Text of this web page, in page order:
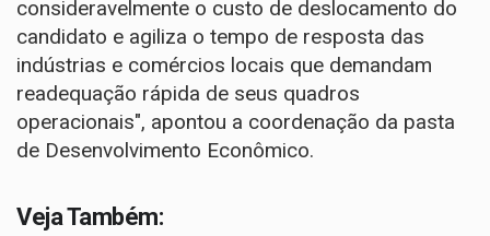
consideravelmente o custo de deslocamento do
candidato e agiliza o tempo de resposta das
indústrias e comércios locais que demandam
readequação rápida de seus quadros
operacionais", apontou a coordenação da pasta
de Desenvolvimento Econômico.
Veja Também: